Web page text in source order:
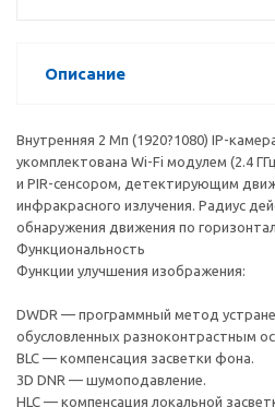
Описание
Внутренняя 2 Мп (1920?1080) IP-
укомплектована Wi-Fi модулем (2.4
и PIR-сенсором, детектирующим
инфракрасного излучения. Радиус
обнаружения движения по
Функциональность
Функции улучшения изображения:
DWDR — программный метод
обусловленных разноконтрастным
BLC — компенсация засветки фона.
3D DNR — шумоподавление.
HLC — компенсация локальной